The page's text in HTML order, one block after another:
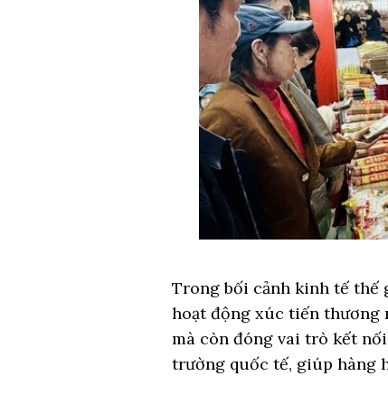
Trong bối cảnh kinh tế thế
hoạt động xúc tiến thương
mà còn đóng vai trò kết
trường quốc tế, giúp hàng